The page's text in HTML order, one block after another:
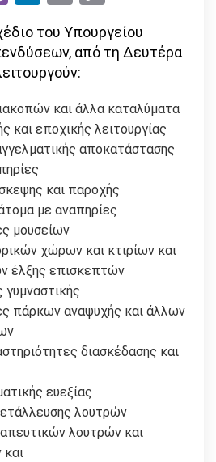
Ιουνίου
Link
του Υπουργείου
από τη Δευτέρα
και άλλα καταλύματα
και εποχικής λειτουργίας
αποκατάστασης
και παροχής
με αναπηρίες
μουσείων
χώρων και κτιρίων και
έλξης επισκεπτών
γυμναστικής
πάρκων αναψυχής και άλλων
διασκέδασης και
ευεξίας
λουτρών
λουτρών και